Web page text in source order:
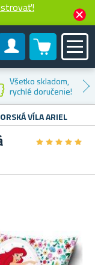
účet
0 produktů
Všetko skladom,
rychlé doručenie!
VÍLA ARIEL
★★★★★
★★★★★